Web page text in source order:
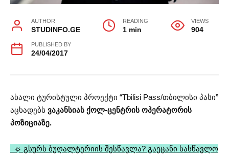
AUTHOR
STUDINFO.GE
READING
1 min
VIEWS
904
PUBLISHED BY
24/04/2017
ახალი ტურისტული პროექტი “Tbilisi Pass/თბილისი პასი”
აცხადებს ვაკანსიას ქოლ-ცენტრის ოპერატორის
პოზიციაზე.
☼ გსურს ბუღალტერიის შესწავლა? გაეცანი სასწავლო